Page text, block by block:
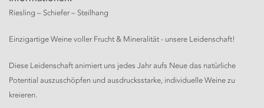
Riesling – Schiefer – Steilhang
Einzigartige Weine voller Frucht & Mineralität - unsere Leidenschaft!
Diese Leidenschaft animiert uns jedes Jahr aufs Neue das natürliche
Potential auszuschöpfen und ausdrucksstarke, individuelle Weine zu
kreieren.